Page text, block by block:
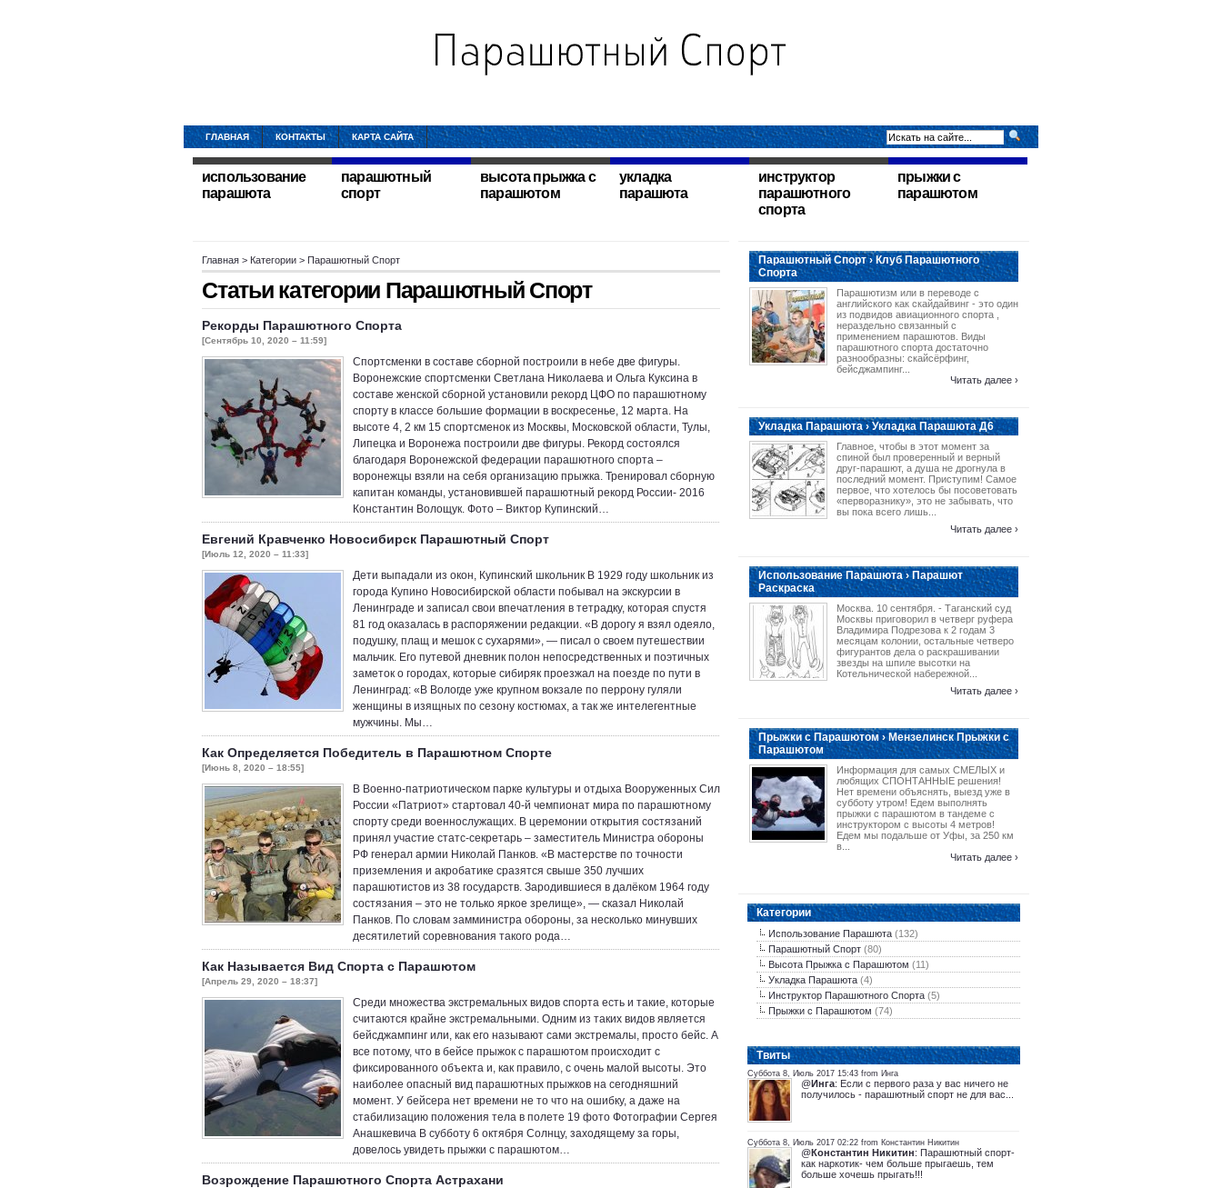
ГЛАВНАЯ КОНТАКТЫ КАРТА САЙТА
использование
парашюта
парашютный
спорт
высота прыжка с
парашютом
укладка
парашюта
инструктор
парашютного
спорта
прыжки с
парашютом
Главная > Категории > Парашютный Спорт
Статьи категории Парашютный Спорт
Рекорды Парашютного Спорта
[Сентябрь 10, 2020 – 11:59]
Спортсменки в составе сборной построили в небе две фигуры.
Воронежские спортсменки Светлана Николаева и Ольга Куксина в
составе женской сборной установили рекорд ЦФО по парашютному
спорту в классе большие формации в воскресенье, 12 марта. На
высоте 4, 2 км 15 спортсменок из Москвы, Московской области, Тулы,
Липецка и Воронежа построили две фигуры. Рекорд состоялся
благодаря Воронежской федерации парашютного спорта –
воронежцы взяли на себя организацию прыжка. Тренировал сборную
капитан команды, установившей парашютный рекорд России- 2016
Константин Волощук. Фото – Виктор Купинский…
Евгений Кравченко Новосибирск Парашютный Спорт
[Июль 12, 2020 – 11:33]
Дети выпадали из окон, Купинский школьник В 1929 году школьник из
города Купино Новосибирской области побывал на экскурсии в
Ленинграде и записал свои впечатления в тетрадку, которая спустя
81 год оказалась в распоряжении редакции. «В дорогу я взял одеяло,
подушку, плащ и мешок с сухарями», — писал о своем путешествии
мальчик. Его путевой дневник полон непосредственных и поэтичных
заметок о городах, которые сибиряк проезжал на поезде по пути в
Ленинград: «В Вологде уже крупном вокзале по перрону гуляли
женщины в изящных по сезону костюмах, а так же интелегентные
мужчины. Мы…
Как Определяется Победитель в Парашютном Спорте
[Июнь 8, 2020 – 18:55]
В Военно-патриотическом парке культуры и отдыха Вооруженных Сил
России «Патриот» стартовал 40-й чемпионат мира по парашютному
спорту среди военнослужащих. В церемонии открытия состязаний
принял участие статс-секретарь – заместитель Министра обороны
РФ генерал армии Николай Панков. «В мастерстве по точности
приземления и акробатике сразятся свыше 350 лучших
парашютистов из 38 государств. Зародившиеся в далёком 1964 году
состязания – это не только яркое зрелище», — сказал Николай
Панков. По словам замминистра обороны, за несколько минувших
десятилетий соревнования такого рода…
Как Называется Вид Спорта с Парашютом
[Апрель 29, 2020 – 18:37]
Среди множества экстремальных видов спорта есть и такие, которые
считаются крайне экстремальными. Одним из таких видов является
бейсджампинг или, как его называют сами экстремалы, просто бейс. А
все потому, что в бейсе прыжок с парашютом происходит с
фиксированного объекта и, как правило, с очень малой высоты. Это
наиболее опасный вид парашютных прыжков на сегодняшний
момент. У бейсера нет времени не то что на ошибку, а даже на
стабилизацию положения тела в полете 19 фото Фотографии Сергея
Анашкевича В субботу 6 октября Солнцу, заходящему за горы,
довелось увидеть прыжки с парашютом…
Возрождение Парашютного Спорта Астрахани
Парашютный Спорт › Клуб Парашютного
Спорта
Парашютизм или в переводе с
английского как скайдайвинг - это один
из подвидов авиационного спорта ,
нераздельно связанный с
применением парашютов. Виды
парашютного спорта достаточно
разнообразны: скайсёрфинг,
бейсджампинг...
Читать далее ›
Укладка Парашюта › Укладка Парашюта Д6
Главное, чтобы в этот момент за
спиной был проверенный и верный
друг-парашют, а душа не дрогнула в
последний момент. Приступим! Самое
первое, что хотелось бы посоветовать
«перворазнику», это не забывать, что
вы пока всего лишь...
Читать далее ›
Использование Парашюта › Парашют
Раскраска
Москва. 10 сентября. - Таганский суд
Москвы приговорил в четверг руфера
Владимира Подрезова к 2 годам 3
месяцам колонии, остальные четверо
фигурантов дела о раскрашивании
звезды на шпиле высотки на
Котельнической набережной...
Читать далее ›
Прыжки с Парашютом › Мензелинск Прыжки с
Парашютом
Информация для самых СМЕЛЫХ и
любящих СПОНТАННЫЕ решения!
Нет времени объяснять, выезд уже в
субботу утром! Едем выполнять
прыжки с парашютом в тандеме с
инструктором с высоты 4 метров!
Едем мы подальше от Уфы, за 250 км
в...
Читать далее ›
Категории
Использование Парашюта (132)
Парашютный Спорт (80)
Высота Прыжка с Парашютом (11)
Укладка Парашюта (4)
Инструктор Парашютного Спорта (5)
Прыжки с Парашютом (74)
Tвиты
Суббота 8, Июль 2017 15:43 from Инга
@Инга: Если с первого раза у вас ничего не
получилось - парашютный спорт не для вас...
Суббота 8, Июль 2017 02:22 from Константин Никитин
@Константин Никитин: Парашютный спорт-
как наркотик- чем больше прыгаешь, тем
больше хочешь прыгать!!!